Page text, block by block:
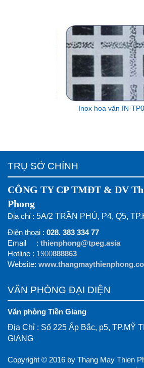
Inox hoa văn IN-
TRỤ SỞ CHÍNH
CÔNG TY CP TMĐT & DV
Phong
Địa chỉ : 5A/2 TRẦN PHÚ, P4, Q5,
Điện thoại : 028. 383 334 77
Email : thienphong@tpeg.asia
Hotline : 1900888863
Website:
VĂN PHÒNG ĐẠI DIỆN
Văn phòng Tiền Giang
Địa Chỉ : Số 225 Ấp Bắc, p5, TP.MỸ
GIANG
Copyright © 2016 by Thang May Thien